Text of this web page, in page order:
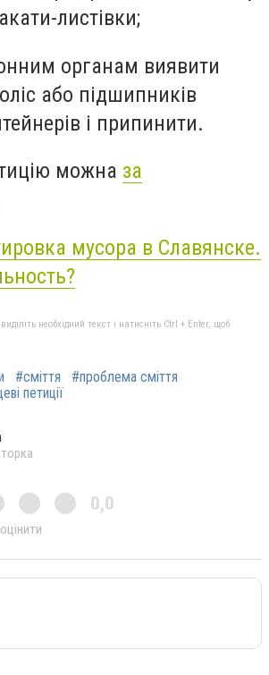
листівки;
органам виявити
або підшипників
і припинити.
можна за
мусора в Славянске.
необхідний текст і натисніть Ctrl + Enter, щоб
#сміття
#проблема сміття
петиції
0,0